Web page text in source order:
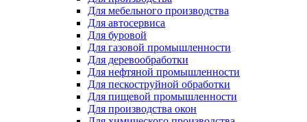
Для мебельного производства
Для автосервиса
Для буровой
Для газовой промышленности
Для деревообработки
Для нефтяной промышленности
Для пескоструйной обработки
Для пищевой промышленности
Для производства окон